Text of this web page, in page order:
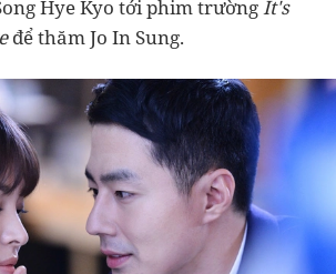
Hye Kyo tới phim trườngIt's
để thăm Jo In Sung.